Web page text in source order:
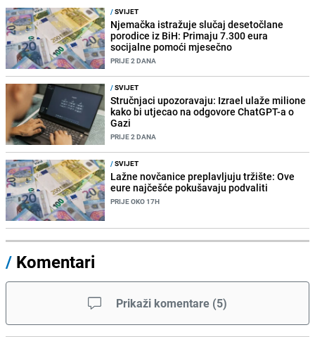
/SVIJET
Njemačka istražuje slučaj desetočlane
porodice iz BiH: Primaju 7.300 eura
socijalne pomoći mjesečno
PRIJE 2 DANA
/SVIJET
Stručnjaci upozoravaju: Izrael ulaže milione
kako bi utjecao na odgovore ChatGPT-a o
Gazi
PRIJE 2 DANA
/SVIJET
Lažne novčanice preplavljuju tržište: Ove
eure najčešće pokušavaju podvaliti
PRIJE OKO 17H
/ Komentari
Prikaži komentare (5)